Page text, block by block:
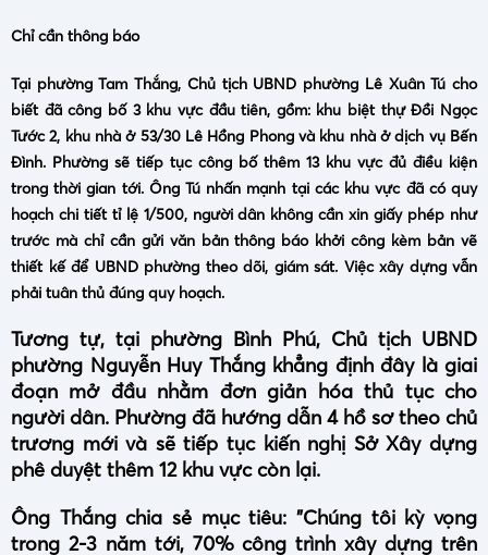
Chỉ cần thông báo
Tại phường Tam Thắng, Chủ tịch UBND phường Lê Xuân Tú cho
biết đã công bố 3 khu vực đầu tiên, gồm: khu biệt thự Đồi Ngọc
Tước 2, khu nhà ở 53/30 Lê Hồng Phong và khu nhà ở dịch vụ Bến
Đình. Phường sẽ tiếp tục công bố thêm 13 khu vực đủ điều kiện
trong thời gian tới. Ông Tú nhấn mạnh tại các khu vực đã có quy
hoạch chi tiết tỉ lệ 1/500, người dân không cần xin giấy phép như
trước mà chỉ cần gửi văn bản thông báo khởi công kèm bản vẽ
thiết kế để UBND phường theo dõi, giám sát. Việc xây dựng vẫn
phải tuân thủ đúng quy hoạch.
Tương tự, tại phường Bình Phú, Chủ tịch UBND
phường Nguyễn Huy Thắng khẳng định đây là giai
đoạn mở đầu nhằm đơn giản hóa thủ tục cho
người dân. Phường đã hướng dẫn 4 hồ sơ theo chủ
trương mới và sẽ tiếp tục kiến nghị Sở Xây dựng
phê duyệt thêm 12 khu vực còn lại.
Ông Thắng chia sẻ mục tiêu: "Chúng tôi kỳ vọng
trong 2-3 năm tới, 70% công trình xây dựng trên